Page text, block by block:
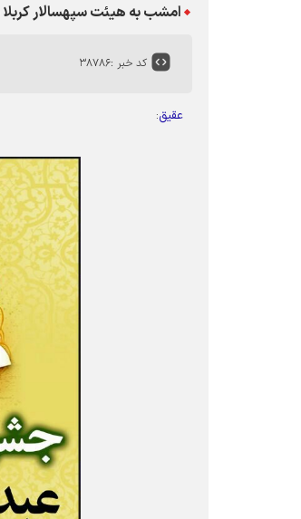
امشب به هیئت سپهسالار کربلا
کد خبر :۳۸۷۸۶
عقیق: